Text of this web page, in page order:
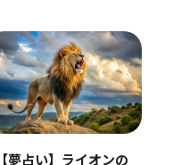
【夢占い】ライオンの